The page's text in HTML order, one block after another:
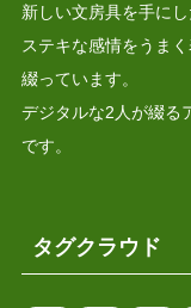
新しい文房具を手に
ステキな感情をうま
綴っています。
デジタルな2人が綴る
です。
タグクラウド